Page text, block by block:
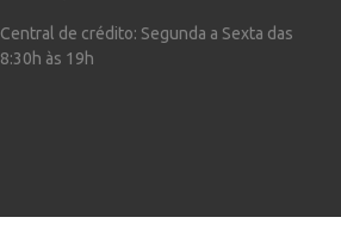
Central de crédito: Segunda a Sexta das
8:30h às 19h